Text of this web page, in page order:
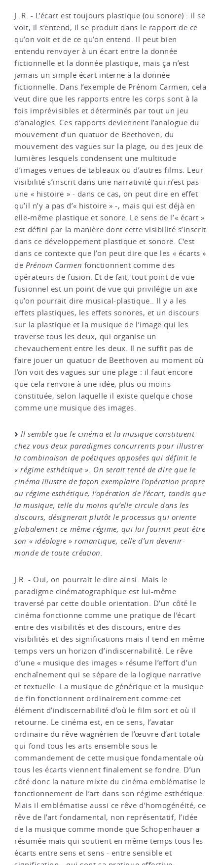
J .R. - L’écart est toujours plastique (ou sonore) : il se
voit, il s’entend, il se produit dans le rapport de ce
qu’on voit et de ce qu’on entend. Il peut bien
entendu renvoyer à un écart entre la donnée
fictionnelle et la donnée plastique, mais ça n’est
jamais un simple écart interne à la donnée
fictionnelle. Dans l’exemple de Prénom Carmen, cela
veut dire que les rapports entre les corps sont à la
fois imprévisibles et déterminés par tout un jeu
d’analogies. Ces rapports deviennent l’analogue du
mouvement d’un quatuor de Beethoven, du
mouvement des vagues sur la plage, ou des jeux de
lumières lesquels condensent une multitude
d’images venues de tableaux ou d’autres films. Leur
visibilité s’inscrit dans une narrativité qui n’est pas
une « histoire » - dans ce cas, on peut dire en effet
qu’il n’y a pas d’« histoire » -, mais qui est déjà en
elle-même plastique et sonore. Le sens de l’« écart »
est défini par la manière dont cette visibilité s’inscrit
dans ce développement plastique et sonore. C’est
dans ce contexte que l’on peut dire que les « écarts »
de Prénom Carmen fonctionnent comme des
opérateurs de fusion. Et de fait, tout point de vue
fusionnel est un point de vue qui privilégie un axe
qu’on pourrait dire musical-plastique.. Il y a les
effets plastiques, les effets sonores, et un discours
sur la plastique et la musique de l’image qui les
traverse tous les deux, qui organise un
chevauchement entre les deux. Il ne suffit pas de
faire jouer un quatuor de Beethoven au moment où
l’on voit des vagues sur une plage : il faut encore
que cela renvoie à une idée, plus ou moins
constituée, selon laquelle il existe quelque chose
comme une musique des images.
Il semble que le cinéma et la musique constituent
chez vous deux paradigmes concurrents pour illustrer
la combinaison de poétiques opposées qui définit le
« régime esthétique ». On serait tenté de dire que le
cinéma illustre de façon exemplaire l’opération propre
au régime esthétique, l’opération de l’écart, tandis que
la musique, telle du moins qu’elle circule dans les
discours, désignerait plutôt le processus qui oriente
globalement ce même régime, qui lui fournit peut-être
son « idéologie » romantique, celle d’un devenir-
monde de toute création.
J.R. - Oui, on pourrait le dire ainsi. Mais le
paradigme cinématographique est lui-même
traversé par cette double orientation. D’un côté le
cinéma fonctionne comme une pratique de l’écart
entre des visibilités et des discours, entre des
visibilités et des significations mais il tend en même
temps vers un horizon d’indiscernabilité. Le rêve
d’une « musique des images » résume l’effort d’un
enchaînement qui se sépare de la logique narrative
et textuelle. La musique de générique et la musique
de fin fonctionnent ordinairement comme cet
élément d’indiscernabilité d’où le film sort et où il
retourne. Le cinéma est, en ce sens, l’avatar
ordinaire du rêve wagnérien de l’œuvre d’art totale
qui fond tous les arts ensemble sous le
commandement de cette musique fondamentale où
tous les écarts viennent finalement se fondre. D’un
côté donc la nature mixte du cinéma emblématise le
fonctionnement de l’art dans son régime esthétique.
Mais il emblématise aussi ce rêve d’homogénéité, ce
rêve de l’art fondamental, non représentatif, l’idée
de la musique comme monde que Schopenhauer a
résumée mais qui soutient en même temps tous les
écarts entre sens et sens - entre sensible et